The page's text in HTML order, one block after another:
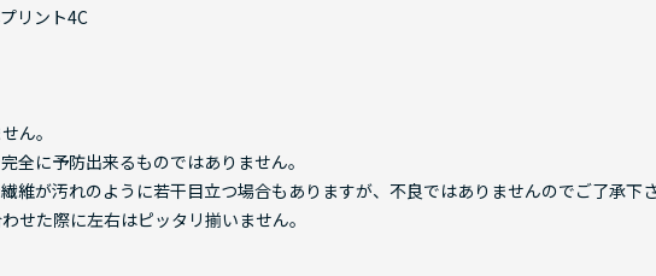
リント4C
ん。
全に予防出来るものではありません。
維が汚れのように若干目立つ場合もありますが、不良ではありませんのでご了承下
せた際に左右はピッタリ揃いません。